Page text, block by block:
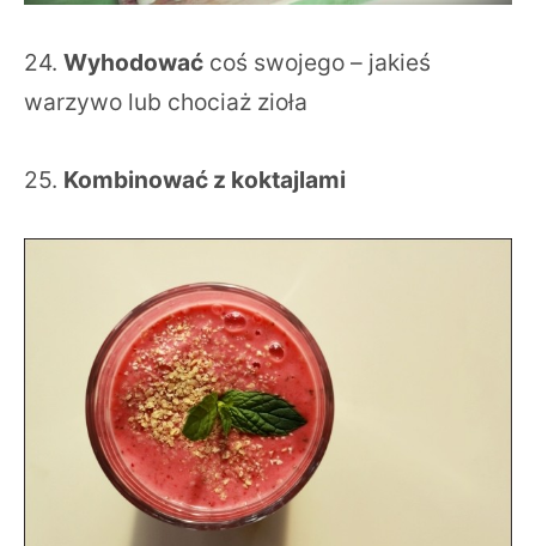
24. Wyhodować coś swojego – jakieś
warzywo lub chociaż zioła
25. Kombinować z koktajlami